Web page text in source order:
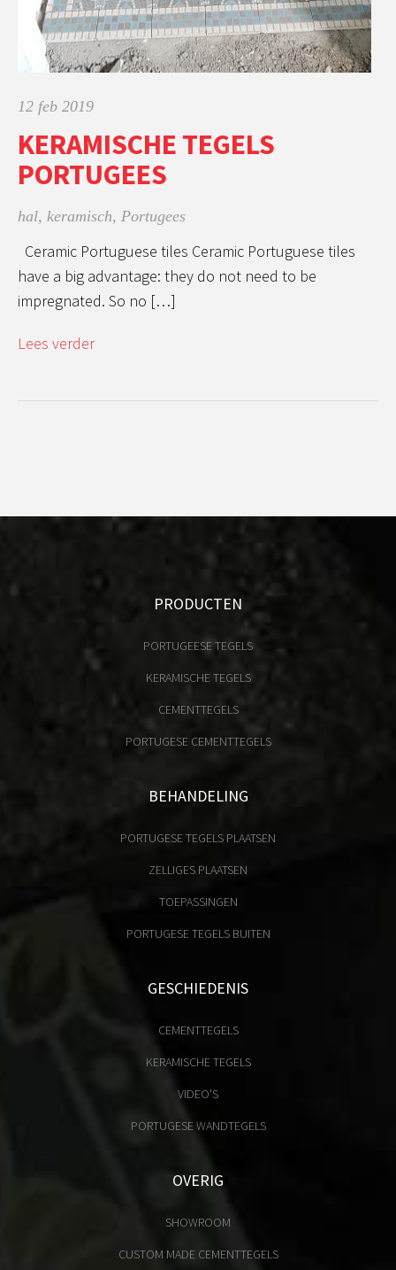
12 feb 2019
KERAMISCHE TEGELS
PORTUGEES
hal, keramisch, Portugees
Ceramic Portuguese tiles Ceramic Portuguese tiles
have a big advantage: they do not need to be
impregnated. So no […]
Lees verder
PRODUCTEN
PORTUGEESE TEGELS
KERAMISCHE TEGELS
CEMENTTEGELS
PORTUGESE CEMENTTEGELS
BEHANDELING
PORTUGESE TEGELS PLAATSEN
ZELLIGES PLAATSEN
TOEPASSINGEN
PORTUGESE TEGELS BUITEN
GESCHIEDENIS
CEMENTTEGELS
KERAMISCHE TEGELS
VIDEO'S
PORTUGESE WANDTEGELS
OVERIG
SHOWROOM
CUSTOM MADE CEMENTTEGELS